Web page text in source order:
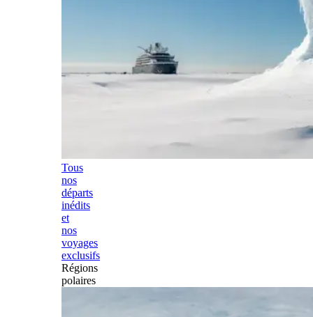
Tous
nos
départs
inédits
et
nos
voyages
exclusifs
Régions
polaires